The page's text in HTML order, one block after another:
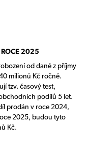
ROCE 2025
od daně z příjmy
milionů Kč ročně.
tzv. časový test,
podílů 5 let.
prodán v roce 2024,
2025, budou tyto
Kč.